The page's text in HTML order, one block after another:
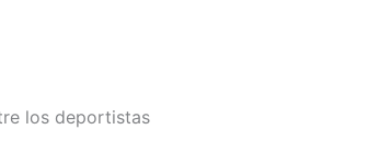
los deportistas